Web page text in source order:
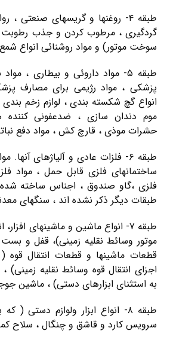
طبقه ۴- روغنها و گریسهای صنعتی ،
گردگیری ، مرطوب كردن و جذب
سوخت موتور) و مواد روشنائی انواع
طبقه ۵- مواد داروئی و بیطاری ،
پزشكی ، مواد رژیمی برای مصارف
انواع گچ شكسته بندی ، لوازم زخم بندی
موم دندان سازی ، ضدعفونی كننده
حشرات موذی ، قارچ كش ، مواد دفع
طبقه ۶- فلزات عادی و آلیاژهای
ساختمانهای فلزی قابل حمل ، مواد
فلزی ،گاو صندوق ، اجناس ساخته شده
طبقات دیگر ذكر نشده اند ، سنگهای
طبقه ۷- انواع ماشین و ماشینهای
موتور وسائط نقلیه زمینی)، قفل و
قطعات ماشینها و قطعات انتقال قوه
اجزای انتقال قوه وسائط نقلیه زمینی) ،
به استثنای ابزارهای دستی) ، ماشین
طبقه ۸- انواع ابزار ولوازم دستی
سرویس كارد و قاشق و چنگال ، سلاح